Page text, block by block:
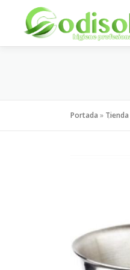
contenido
Portada » Tienda